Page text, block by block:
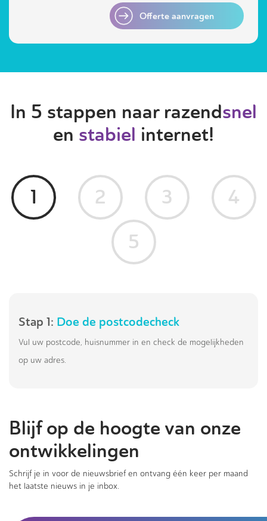
Offerte aanvragen
In 5 stappen naar razendsnel
en stabiel internet!
1 2 3
4
5
Stap 1: Doe de postcodecheck
Vul uw postcode, huisnummer in en check de mogelijkheden
op uw adres.
Blijf op de hoogte van onze
ontwikkelingen
Schrijf je in voor de nieuwsbrief en ontvang één keer per maand
het laatste nieuws in je inbox.